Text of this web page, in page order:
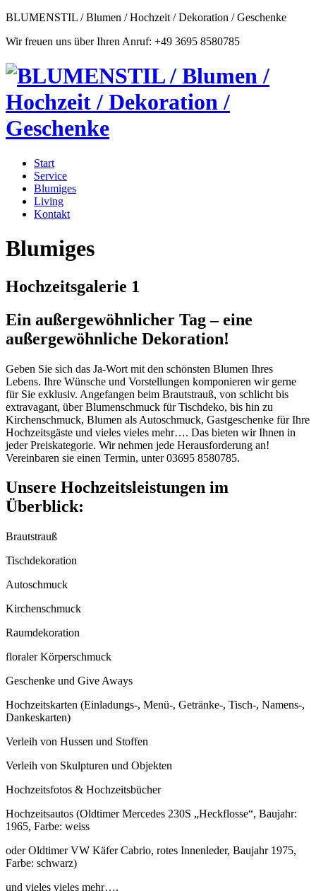
BLUMENSTIL / Blumen / Hochzeit / Dekoration / Geschenke
Wir freuen uns über Ihren Anruf: +49 3695 8580785
Start
Service
Blumiges
Living
Kontakt
Blumiges
Hochzeitsgalerie 1
Ein außergewöhnlicher Tag – eine
außergewöhnliche Dekoration!
Geben Sie sich das Ja-Wort mit den schönsten Blumen Ihres
Lebens. Ihre Wünsche und Vorstellungen komponieren wir gerne
für Sie exklusiv. Angefangen beim Brautstrauß, von schlicht bis
extravagant, über Blumenschmuck für Tischdeko, bis hin zu
Kirchenschmuck, Blumen als Autoschmuck, Gastgeschenke für Ihre
Hochzeitsgäste und vieles vieles mehr…. Das bieten wir Ihnen in
jeder Preiskategorie. Wir nehmen jede Herausforderung an!
Vereinbaren sie einen Termin, unter 03695 8580785.
Unsere Hochzeitsleistungen im
Überblick:
Brautstrauß
Tischdekoration
Autoschmuck
Kirchenschmuck
Raumdekoration
floraler Körperschmuck
Geschenke und Give Aways
Hochzeitskarten (Einladungs-, Menü-, Getränke-, Tisch-, Namens-,
Dankeskarten)
Verleih von Hussen und Stoffen
Verleih von Skulpturen und Objekten
Hochzeitsfotos & Hochzeitsbücher
Hochzeitsautos (Oldtimer Mercedes 230S „Heckflosse“, Baujahr:
1965, Farbe: weiss
oder Oldtimer VW Käfer Cabrio, rotes Innenleder, Baujahr 1975,
Farbe: schwarz)
und vieles vieles mehr….